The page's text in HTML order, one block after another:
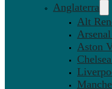
Anglaterra
Alt
Aston